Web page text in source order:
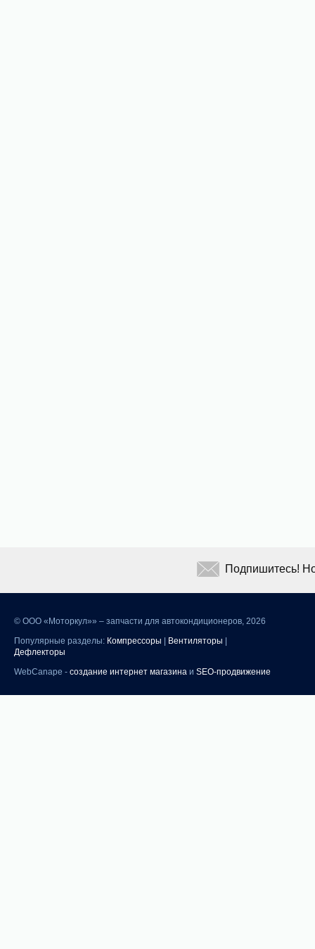
© ООО «Моторкул»» – запчасти для автокондиционеров, 2026
Популярные разделы: Компрессоры Вентиляторы
Дефлекторы
WebCanape - создание интернет магазина и SEO-продвижение
Подпишитесь!